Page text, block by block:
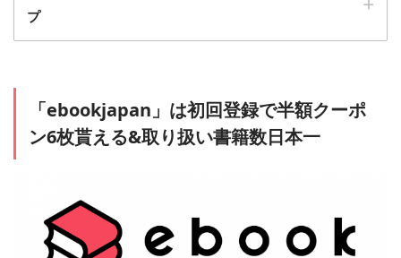
「まんが王国」に会員登録する
＞＞「まんが王国」に会員登録する
2
プ
「アカウントの削除(退会)」を選択します
「ebookjapan」は初回登録で半額クーポ
ン6枚貰える&取り扱い書籍数日本一